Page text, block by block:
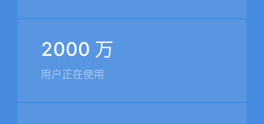
2000 万
用户正在使用